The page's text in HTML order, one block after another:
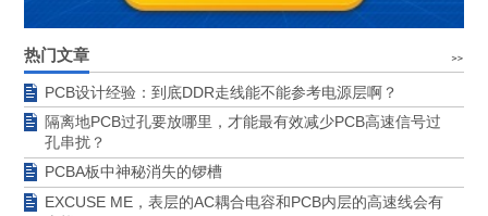
热门文章
PCB设计经验：到底DDR走线能不能参考电源层啊？
隔离地PCB过孔要放哪里，才能最有效减少PCB高速信号过
孔串扰？
PCBA板中神秘消失的锣槽
EXCUSE ME，表层的AC耦合电容和PCB内层的高速线会有